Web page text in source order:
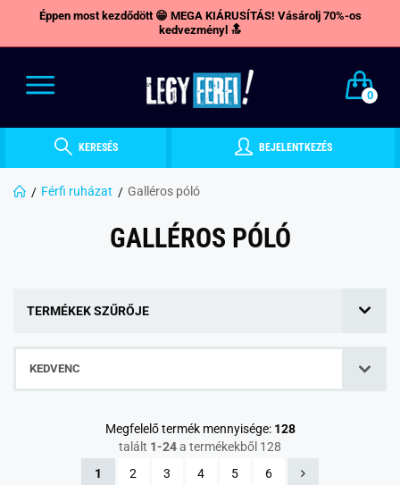
Éppen most kezdődött 😁 MEGA KIÁRUSÍTÁS! Vásárolj 70%-os
kedvezményl 🔝
0
KERESÉS BEJELENTKEZÉS
Férfi ruházat Galléros póló
GALLÉROS PÓLÓ
TERMÉKEK SZŰRŐJE
KEDVENC
Megfelelő termék mennyisége: 128
talált 1-24a termékekből 128
1
2 3 4 5 6